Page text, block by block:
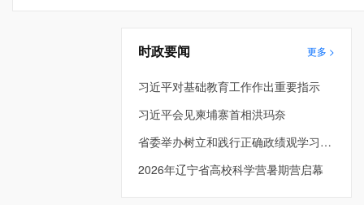
时政要闻 更多 >
习近平对基础教育工作作出重要指示
习近平会见柬埔寨首相洪玛奈
省委举办树立和践行正确政绩观学习教育第3期读书班暨省委理论学习中心组专题学习会 许昆林主持并讲话 王新伟周波出席
2026年辽宁省高校科学营暑期营启幕